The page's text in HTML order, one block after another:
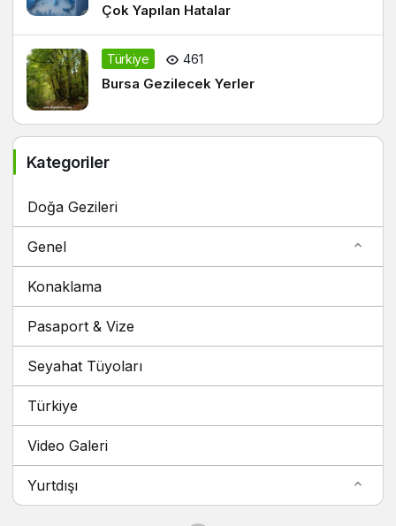
Çok Yapılan Hatalar
Türkiye 461
Bursa Gezilecek Yerler
Kategoriler
Doğa Gezileri
Genel
Konaklama
Pasaport & Vize
Seyahat Tüyoları
Türkiye
Video Galeri
Yurtdışı